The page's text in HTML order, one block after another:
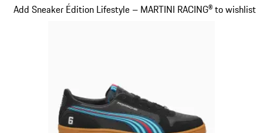
Add Sneaker Édition Lifestyle – MARTINI RACING® to wishlist
Diapositive 14 sur 20